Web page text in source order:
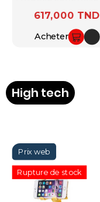
Prix
617,000 TND
Acheter
High tech
Rupture de stock